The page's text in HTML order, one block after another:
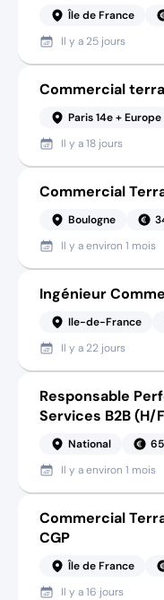
Île de France
Il y a 25 jours
Commercial
Paris 14e + Europe
Il y a18 jours
Commercial
Boulogne
Il y aenviron 1 mois
Ingénieur
Ile-de-France
Il y a 22 jours
Responsable
Services B2B (H/
National
Il y aenviron 1 mois
Commercial
CGP
Île de France
Il y a16 jours